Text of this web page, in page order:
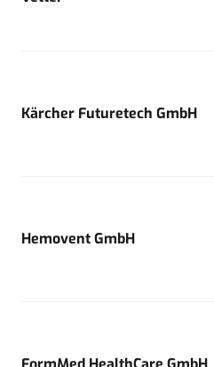
Kärcher Futuretech GmbH
Hemovent GmbH